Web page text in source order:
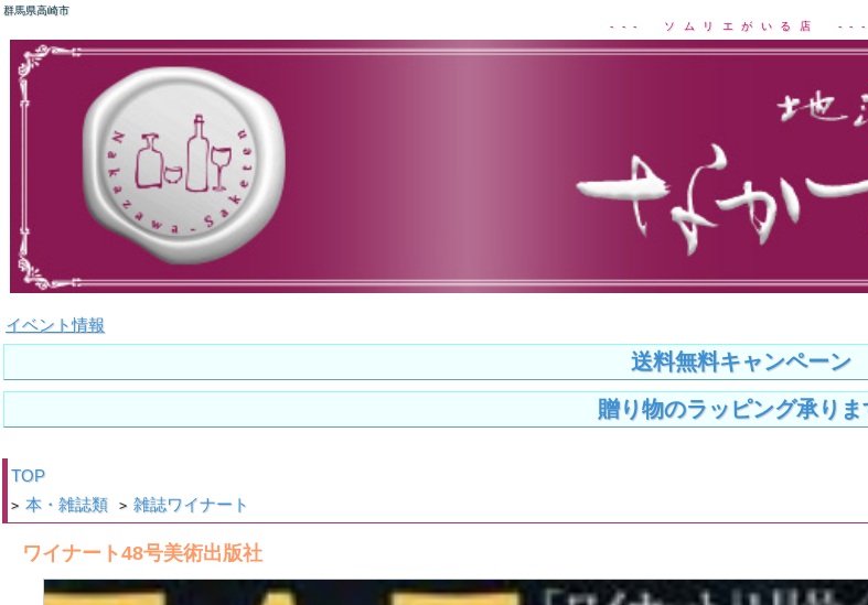
群馬県高崎市
--- ソムリエがいる店 ---
イベント情報
送料無料キャンペーン
贈り物のラッピング承りま
TOP
> 本・雑誌類 > 雑誌ワイナート
ワイナート48号美術出版社